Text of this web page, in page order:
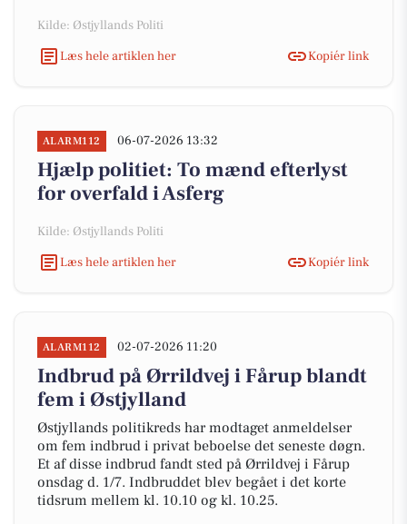
Kilde: Østjyllands Politi
Læs hele artiklen her
Kopiér link
ALARM112 06-07-2026 13:32
Hjælp politiet: To mænd efterlyst
for overfald i Asferg
Kilde: Østjyllands Politi
Læs hele artiklen her
Kopiér link
ALARM112 02-07-2026 11:20
Indbrud på Ørrildvej i Fårup blandt
fem i Østjylland
Østjyllands politikreds har modtaget anmeldelser
om fem indbrud i privat beboelse det seneste døgn.
Et af disse indbrud fandt sted på Ørrildvej i Fårup
onsdag d. 1/7. Indbruddet blev begået i det korte
tidsrum mellem kl. 10.10 og kl. 10.25.